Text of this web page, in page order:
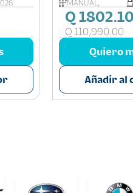
MANUAL,
Q
Q 110,990.00
Quiero
Añadir al